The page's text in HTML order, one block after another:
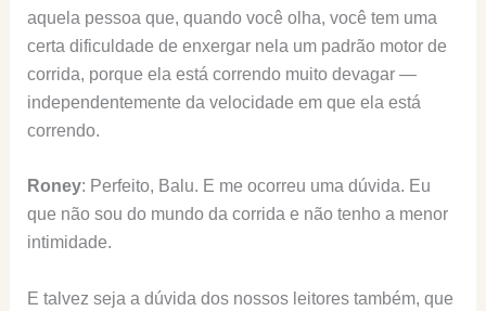
aquela pessoa que, quando você olha, você tem uma
certa dificuldade de enxergar nela um padrão motor de
corrida, porque ela está correndo muito devagar —
independentemente da velocidade em que ela está
correndo.
Roney: Perfeito, Balu. E me ocorreu uma dúvida. Eu
que não sou do mundo da corrida e não tenho a menor
intimidade.
E talvez seja a dúvida dos nossos leitores também, que